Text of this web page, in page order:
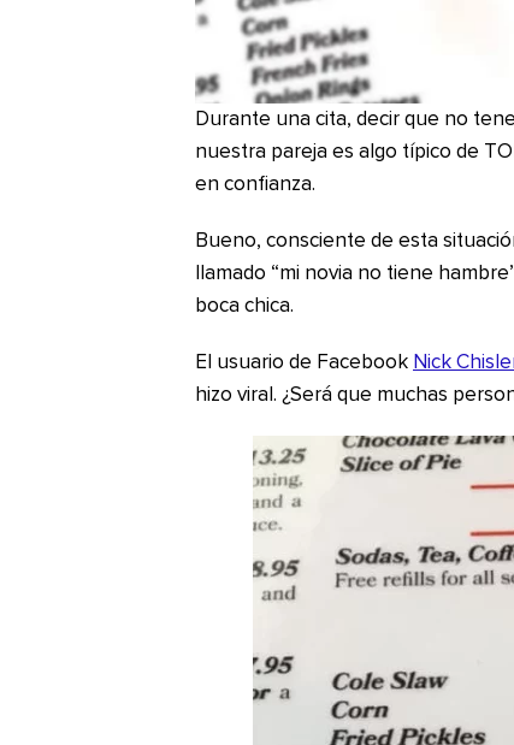
Durante una cita, decir que no
nuestra pareja es algo típico de
en confianza.
Bueno, consciente de esta
llamado “mi novia no tiene
boca chica.
El usuario de Facebook Nick
hizo viral. ¿Será que muchas